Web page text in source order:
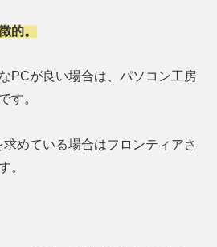
的。
PCが良い場合は、パソコン工房
す。
めている場合はフロンティアさ
。